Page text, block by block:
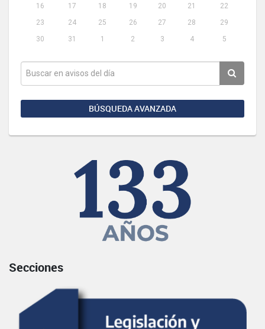
16
17 18 19 20 21
22
23
24 25 26 27 28
29
30
31 1 2 3 4 5
BÚSQUEDA AVANZADA
Secciones